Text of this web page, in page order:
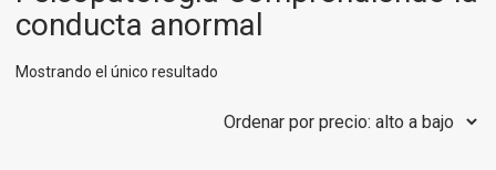
conducta anormal
Mostrando el único resultado